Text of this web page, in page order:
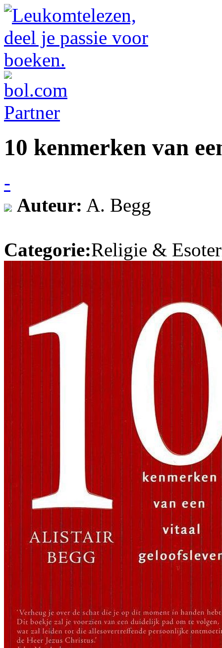
10 kenmerken van
-
Auteur: A. Begg
Categorie:Religie &